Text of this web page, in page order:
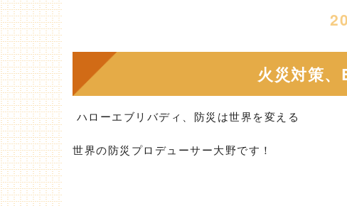
火災対策
ハローエブリバディ、防災は世界を変える
世界の防災プロデューサー大野です！